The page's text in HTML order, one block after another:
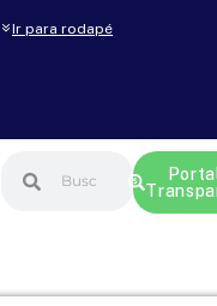
Ir para rodapé